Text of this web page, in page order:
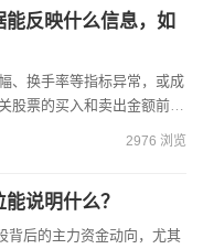
反映什么信息，如
、换手率等指标异常，或成
股票的买入和卖出金额前列
息：能反映出主力...
2976 浏览
说明什么？